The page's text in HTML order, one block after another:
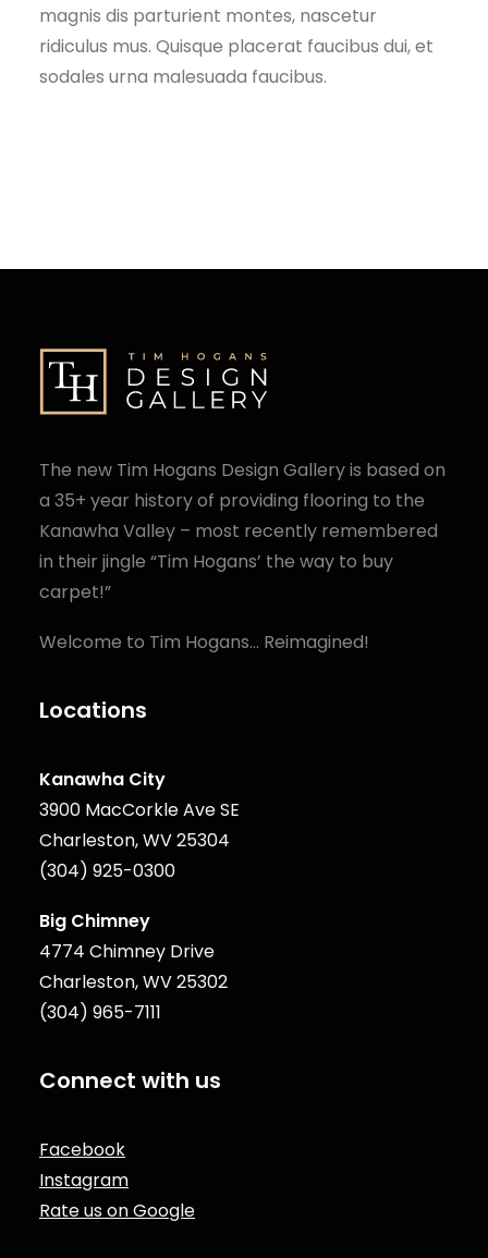
magnis dis parturient montes, nascetur
ridiculus mus. Quisque placerat faucibus dui, et
sodales urna malesuada faucibus.
The new Tim Hogans Design Gallery is based on
a 35+ year history of providing flooring to the
Kanawha Valley – most recently remembered
in their jingle “Tim Hogans’ the way to buy
carpet!”
Welcome to Tim Hogans… Reimagined!
Locations
Kanawha City
3900 MacCorkle Ave SE
Charleston, WV 25304
(304) 925-0300
Big Chimney
4774 Chimney Drive
Charleston, WV 25302
(304) 965-7111
Connect with us
Facebook
Instagram
Rate us on Google